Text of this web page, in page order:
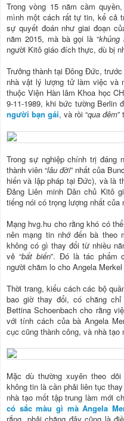
Trong vòng 15 năm cầm
mình một cách rất tự tin, kể cả
sự quyết đoán như giai đoạn
năm 2015, mà bà gọi là “khủng
người Kitô giáo đích thực, dù bị
Trưởng thành tại Đông Đức,
nhà vật lý lượng tử làm việc và
thuộc Viện Hàn lâm Khoa học
9-11-1989, khi bức tường Berlin
người bạn gái, và rồi “qua đêm”
Trong sự nghiệp chính trị đáng
thành viên “lâu đời” nhất của
hiến và lập pháp tại Đức), và là
Đảng Liên minh Dân chủ Kitô
tiếng nói có trọng lượng nhất
Mạng hvg.hu cho rằng khó có
nên mạng tin nhớ đến bà theo
không có gì thay đổi từ nhiều
vẻ “bất biến”. Đó là tác phẩm
người chăm lo cho Angela
Thời trang, kiểu cách các bộ
bao giờ thay đổi, có chăng
Bettina Schoenbach cho rằng
với tính cách của bà Angela
cục cũng thành công, và nhà
Mặc dù thường xuyên theo
không tin là cần phải liên tục
nhà tạo mốt tập trung làm mới
có sắc màu gì mà Angela